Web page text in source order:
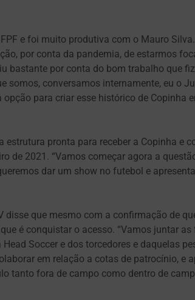
e foi muito produtiva com o Mauro
por conta da pandemia, de estarmos
bastante por conta do bom trabalho que
somos, conversamos internamente, eu o
para criar esse histórico de Copinha
estrutura pronta para receber a Copinha e
de 2021. “Vamos começar agora a
dar um show no futebol e
disse que mesmo com a confirmação de
é conquistar o acesso. “Vamos juntar as
Soccer e dos torcedores e daquelas
em relação a cotas de patrocínio, e
tanto fora de campo como dentro de